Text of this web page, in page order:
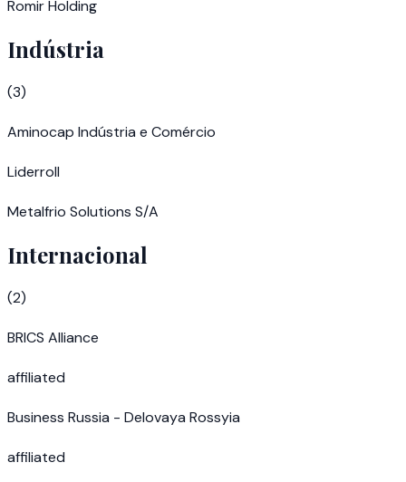
Romir Holding
Indústria
(3)
Aminocap Indústria e Comércio
Liderroll
Metalfrio Solutions S/A
Internacional
(2)
BRICS Alliance
affiliated
Business Russia - Delovaya Rossyia
affiliated